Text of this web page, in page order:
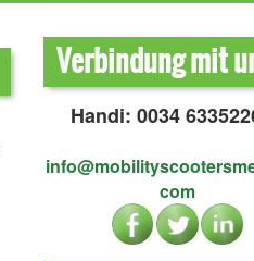
Verbindung mit
Handi: 0034
com